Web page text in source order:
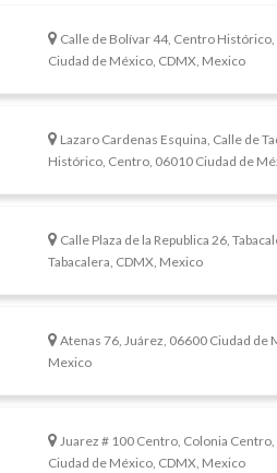
Calle de Bolívar 44, Centro
Ciudad de México, CDMX, Mexico
Lazaro Cardenas Esquina, Calle de
Histórico, Centro, 06010 Ciudad de
Calle Plaza de la Republica 26,
Tabacalera, CDMX, Mexico
Atenas 76, Juárez, 06600 Ciudad de
Mexico
Juarez # 100 Centro, Colonia
Ciudad de México, CDMX, Mexico